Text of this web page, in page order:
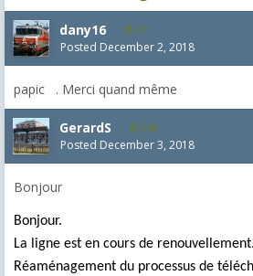
dany16 27
Posted December 2, 2018
papic . Merci quand même
GerardS 548
Posted December 3, 2018
Bonjour
Bonjour.
La ligne est en cours de renouvellement.
Réaménagement du processus de